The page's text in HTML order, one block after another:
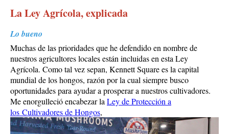
La Ley Agrícola, explicada
Lo bueno
Muchas de las prioridades que he defendido en nombre de
nuestros agricultores locales están incluidas en esta Ley
Agrícola. Como tal vez sepan, Kennett Square es la capital
mundial de los hongos, razón por la cual siempre busco
oportunidades para ayudar a prosperar a nuestros cultivadores.
Me enorgulleció encabezar la Ley de Protección a
los Cultivadores de Hongos,